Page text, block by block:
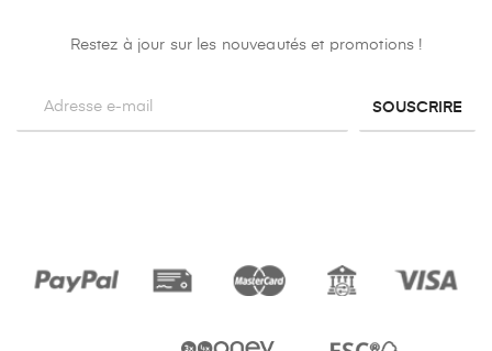
Restez à jour sur les nouveautés et promotions !
SOUSCRIRE